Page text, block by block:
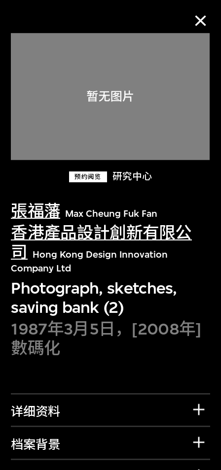
预约阅览 研究中心
張福藩 Max Cheung Fuk Fan
香港產品設計創新有限公
司
Hong Kong Design Innovation
Company Ltd
Photograph, sketches,
saving bank (2)
1987年3月5日，[2008年]
數碼化
详细资料
档案背景
关于M+藏品
探索世界顶级的二十及二十一世纪视觉
文化藏品。